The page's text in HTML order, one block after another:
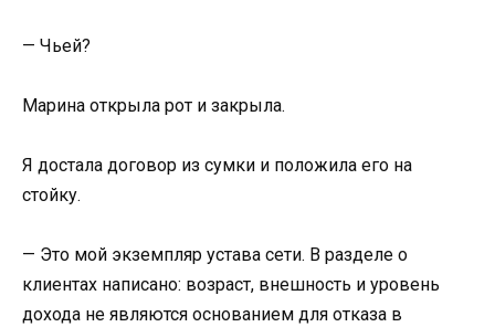
— Чьей?
Марина открыла рот и закрыла.
Я достала договор из сумки и положила его на
стойку.
— Это мой экземпляр устава сети. В разделе о
клиентах написано: возраст, внешность и уровень
дохода не являются основанием для отказа в